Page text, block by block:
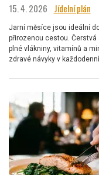
15. 4. 2026 Jídelní plán
Jarní měsíce jsou ideální
přirozenou cestou.
plné vlákniny, vitamínů a
zdravé návyky v